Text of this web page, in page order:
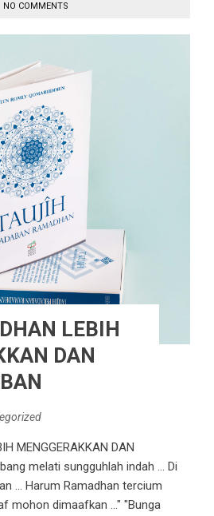
NO COMMENTS
LEBIH
DAN
MENGGERAKKAN DAN
melati sungguhlah indah ... Di
... Harum Ramadhan tercium
mohon dimaafkan ..." "Bunga